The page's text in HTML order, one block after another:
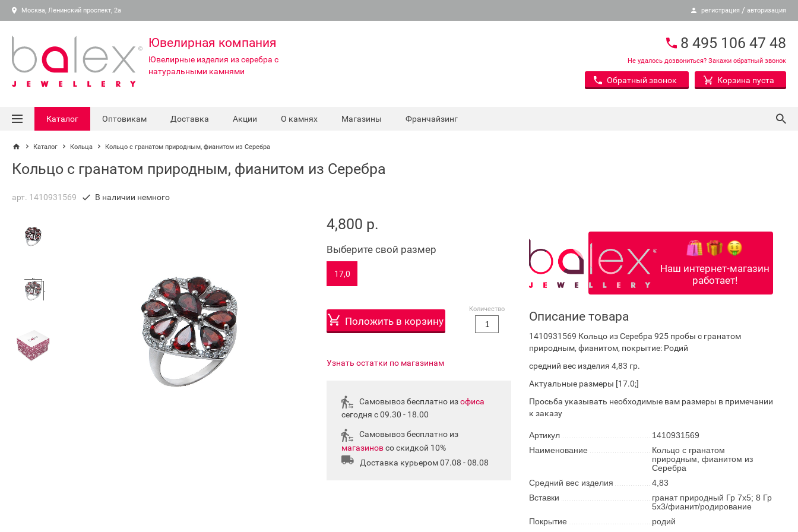
Москва, Ленинский проспект, 2а регистрация / авторизация
Ювелирная компания
Ювелирные изделия из серебра с
натуральными камнями
8 495 106 47 48
Не удалось дозвониться? Закажи обратный звонок
Обратный звонок Корзина пуста
Каталог Оптовикам Доставка Акции О камнях Магазины Франчайзинг
Каталог Кольца Кольцо с гранатом природным, фианитом из Серебра
Кольцо с гранатом природным, фианитом из Серебра
арт. 1410931569 В наличии немного
4,800 р.
Выберите свой размер
17,0
Положить в корзину
Количество
Узнать остатки по магазинам
Самовывоз бесплатно изофиса
сегодня с 09.30 - 18.00
Самовывоз бесплатно из
магазиновсо скидкой 10%
Доставка курьером 07.08 - 08.08
Наш интернет-магазин
работает!
Описание товара
1410931569 Кольцо из Серебра 925 пробы с гранатом
природным, фианитом, покрытие: Родий
средний вес изделия 4,83 гр.
Актуальные размеры [17.0;]
Просьба указывать необходимые вам размеры в примечании
к заказу
Артикул
1410931569
Наименование
Кольцо с гранатом
природным, фианитом из
Серебра
Средний вес изделия
4,83
Вставки
гранат природный Гр 7х5; 8 Гр
5х3/фианит/родирование
Покрытие
родий